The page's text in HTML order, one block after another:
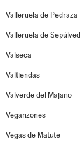
Valleruela de Pedraza
Valleruela de
Valseca
Valtiendas
Valverde del Majano
Veganzones
Vegas de Matute